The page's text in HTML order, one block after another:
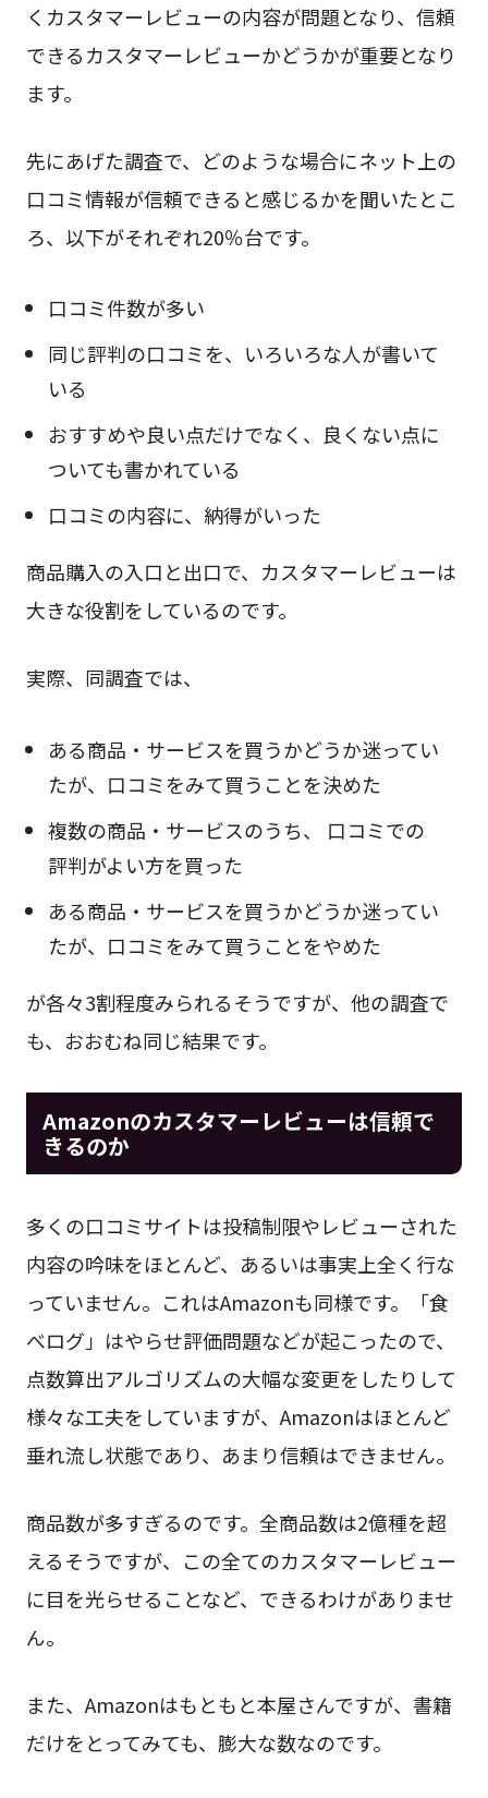
くカスタマーレビューの内容が問題となり、信頼
できるカスタマーレビューかどうかが重要となり
ます。
先にあげた調査で、どのような場合にネット上の
口コミ情報が信頼できると感じるかを聞いたとこ
ろ、以下がそれぞれ20％台です。
口コミ件数が多い
同じ評判の口コミを、いろいろな人が書いて
いる
おすすめや良い点だけでなく、良くない点に
ついても書かれている
口コミの内容に、納得がいった
商品購入の入口と出口で、カスタマーレビューは
大きな役割をしているのです。
実際、同調査では、
ある商品・サービスを買うかどうか迷ってい
たが、口コミをみて買うことを決めた
複数の商品・サービスのうち、 口コミでの
評判がよい方を買った
ある商品・サービスを買うかどうか迷ってい
たが、口コミをみて買うことをやめた
が各々3割程度みられるそうですが、他の調査で
も、おおむね同じ結果です。
Amazonのカスタマーレビューは信頼で
きるのか
多くの口コミサイトは投稿制限やレビューされた
内容の吟味をほとんど、あるいは事実上全く行な
っていません。これはAmazonも同様です。「食
べログ」はやらせ評価問題などが起こったので、
点数算出アルゴリズムの大幅な変更をしたりして
様々な工夫をしていますが、Amazonはほとんど
垂れ流し状態であり、あまり信頼はできません。
商品数が多すぎるのです。全商品数は2億種を超
えるそうですが、この全てのカスタマーレビュー
に目を光らせることなど、できるわけがありませ
ん。
また、Amazonはもともと本屋さんですが、書籍
だけをとってみても、膨大な数なのです。